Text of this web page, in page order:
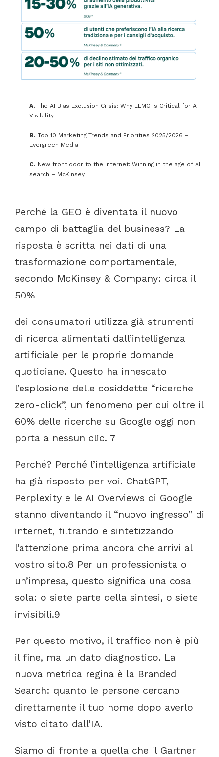
A. The AI Bias Exclusion Crisis: Why LLMO is Critical for AI
Visibility
B. Top 10 Marketing Trends and Priorities 2025/2026 –
Evergreen Media
C. New front door to the internet: Winning in the age of AI
search – McKinsey
Perché la GEO è diventata il nuovo
campo di battaglia del business? La
risposta è scritta nei dati di una
trasformazione comportamentale,
secondo McKinsey & Company: circa il
50%
dei consumatori utilizza già strumenti
di ricerca alimentati dall’intelligenza
artificiale per le proprie domande
quotidiane. Questo ha innescato
l’esplosione delle cosiddette “ricerche
zero-click”, un fenomeno per cui oltre il
60% delle ricerche su Google oggi non
porta a nessun clic. 7
Perché? Perché l’intelligenza artificiale
ha già risposto per voi. ChatGPT,
Perplexity e le AI Overviews di Google
stanno diventando il “nuovo ingresso” di
internet, filtrando e sintetizzando
l’attenzione prima ancora che arrivi al
vostro sito.8 Per un professionista o
un’impresa, questo significa una cosa
sola: o siete parte della sintesi, o siete
invisibili.9
Per questo motivo, il traffico non è più
il fine, ma un dato diagnostico. La
nuova metrica regina è la Branded
Search: quanto le persone cercano
direttamente il tuo nome dopo averlo
visto citato dall’IA.
Siamo di fronte a quella che il Gartner